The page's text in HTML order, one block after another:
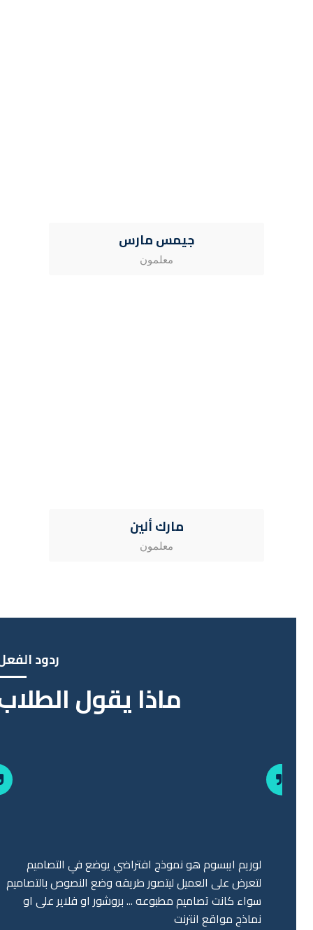
جيمس مارس
معلمون
مارك ألين
معلمون
ماذا يقول الطلاب
ردود الفعل
لوريم ايبسوم هو نموذج افتراضي يوضع في التصاميم
لتعرض على العميل ليتصور طريقه وضع النصوص بالتصاميم
سواء كانت تصاميم مطبوعه ... بروشور او فلاير على او
نماذج مواقع انترنت